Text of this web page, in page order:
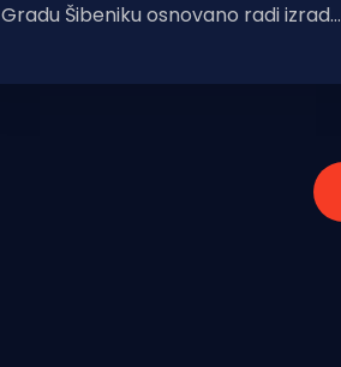
Gradu Šibeniku osnovano radi izrade